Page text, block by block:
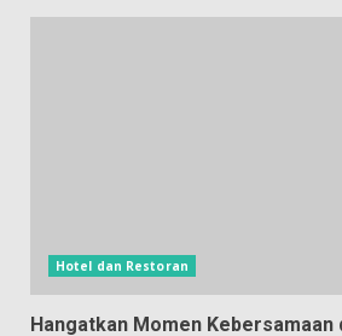
Hotel dan Restoran
Hangatkan Momen Kebersamaan